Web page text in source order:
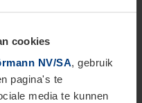
cookies
NV/SA, gebruik
pagina's te
media te kunnen